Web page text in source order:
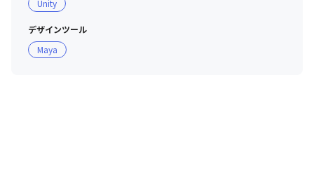
Unity
デザインツール
Maya